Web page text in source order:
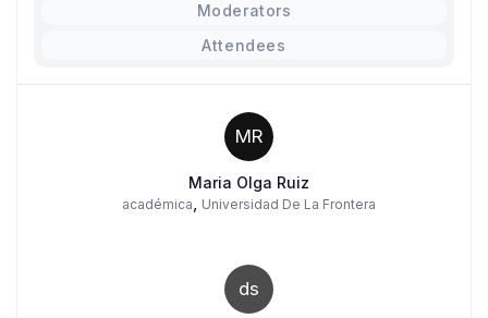
Moderators
Attendees
MR
Maria Olga Ruiz
académica, Universidad De La Frontera
ds